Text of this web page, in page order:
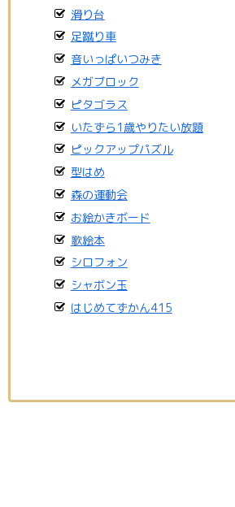
滑り台
足蹴り車
音いっぱいつみき
メガブロック
ピタゴラス
いたずら1歳やりたい放題
ピックアップパズル
型はめ
森の運動会
お絵かきボード
歌絵本
シロフォン
シャボン玉
はじめてずかん415